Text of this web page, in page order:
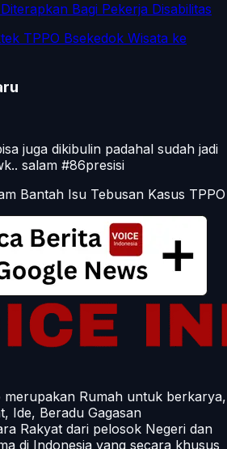
Bagi Pekerja Disabilitas
TPPO Bsekedok Wisata ke
juga dikibulin padahal sudah jadi
salam #86presisi
Bantah Isu Tebusan Kasus TPPO
merupakan Rumah untuk berkarya,
Ide, Beradu Gagasan
Rakyat dari pelosok Negeri dan
di Indonesia yang secara khusus